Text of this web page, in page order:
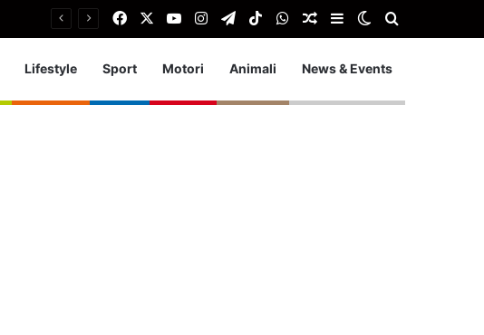
FacebookYou TubeInstagram
TelegramTikTokWhatsApp
Articolo Random
Barra laterale
Cambia aspetto
Lifestyle Sport Motori Animali News & Events